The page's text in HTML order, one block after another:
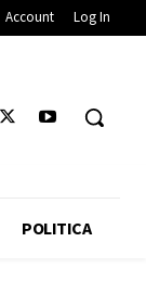
Account Log In
POLITICA